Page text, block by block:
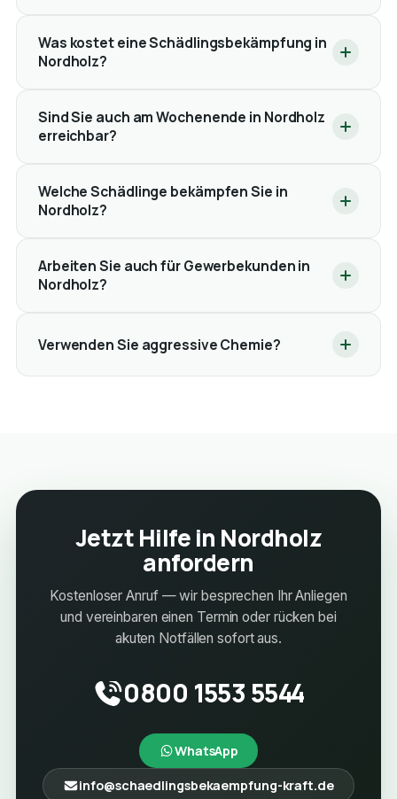
Was kostet eine Schädlingsbekämpfung in
Nordholz?
Sind Sie auch am Wochenende in Nordholz
erreichbar?
Welche Schädlinge bekämpfen Sie in
Nordholz?
Arbeiten Sie auch für Gewerbekunden in
Nordholz?
Verwenden Sie aggressive Chemie?
Jetzt Hilfe in Nordholz
anfordern
Kostenloser Anruf — wir besprechen Ihr Anliegen
und vereinbaren einen Termin oder rücken bei
akuten Notfällen sofort aus.
0800 1553 5544
WhatsApp
info@schaedlingsbekaempfung-kraft.de